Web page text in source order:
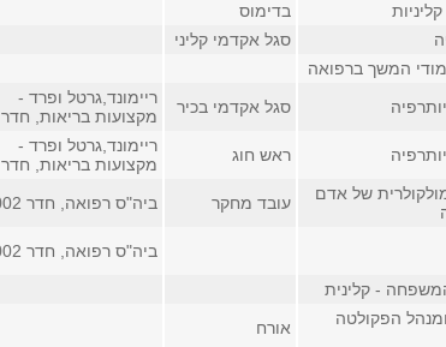
בדימוס
סגל אקדמי קליני
המשך ברפואה
סגל אקדמי בכיר
ריימונד,גרטל ופרד -
מקצועות בריאות, חדר 314
ראש חוג
ריימונד,גרטל ופרד -
מקצועות בריאות, חדר 314
של אדם
עובד מחקר ביה"ס רפואה, חדר 1002
ביה"ס רפואה, חדר 1002
- קלינית
הפקולטה
אורח